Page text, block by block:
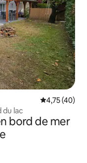
Évaluation
4,75 (40)
du lac
bord de mer